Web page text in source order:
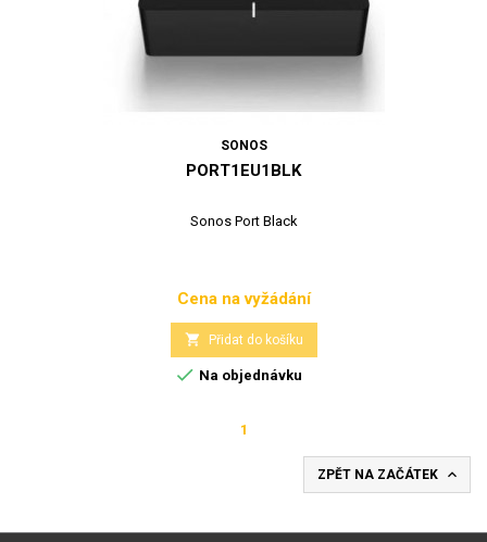
SONOS
PORT1EU1BLK
Sonos Port Black
Cena
Cena na vyžádání
 Přidat do košíku
 Na objednávku
1
ZPĚT NA ZAČÁTEK 